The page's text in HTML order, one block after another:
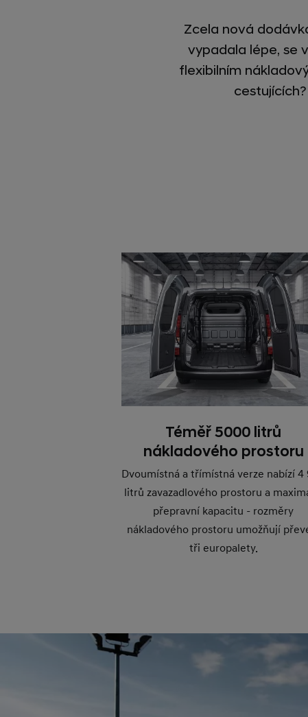
Zcela nová
vypadala lépe, se
flexibilním
Téměř 5000 litrů
nákladového prostoru
Dvoumístná a třímístná verze nabízí 4
litrů zavazadlového prostoru a
přepravní kapacitu - rozměry
nákladového prostoru umožňují
tři europalety.